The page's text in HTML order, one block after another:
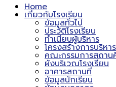
Home
เกี่ยวกับโรงเรียน
ข้อมูลทั่วไป
ประวัติโรงเรียน
ทำเนียบผู้บริหาร
โครงสร้างการบริหาร
คณะกรรมการสถาน
ผังบริเวณโรงเรียน
อาคารสถานที่
ข้อมูลนักเรียน